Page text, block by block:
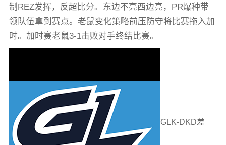
制REZ发挥，反超比分。东边不亮西边亮，PR爆种带
领队伍拿到赛点。老鼠变化策略前压防守将比赛拖入加
时。加时赛老鼠3-1击败对手终结比赛。
GLK-DKD差